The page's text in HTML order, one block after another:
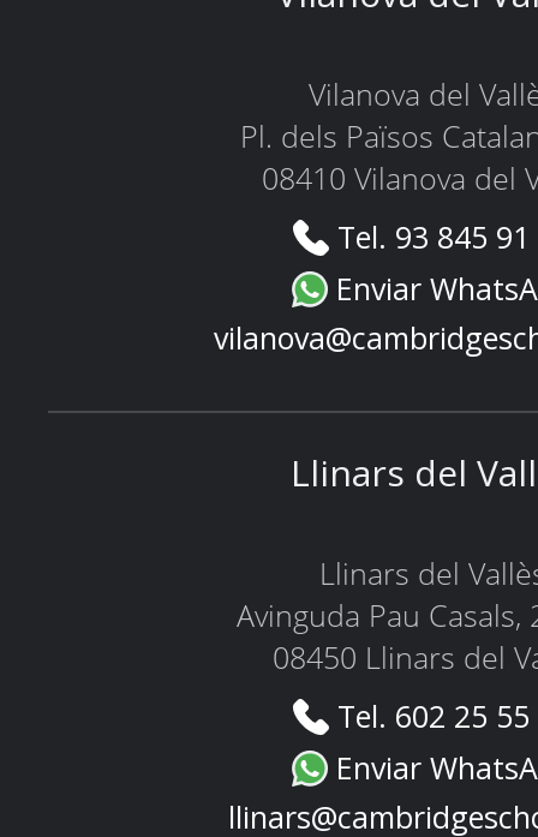
Vilanova del
Pl. dels Països
08410 Vilanova del
Tel. 93 845
Enviar
Llinars del
Llinars del
Avinguda Pau Casals,
08450 Llinars del
Tel. 602 25
Enviar